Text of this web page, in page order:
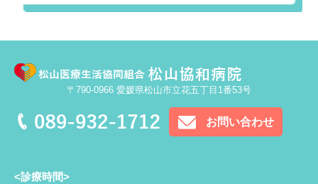
〒790-0966 愛媛県松山市立花五丁目1番53号
お問い合わせ
<診療時間>